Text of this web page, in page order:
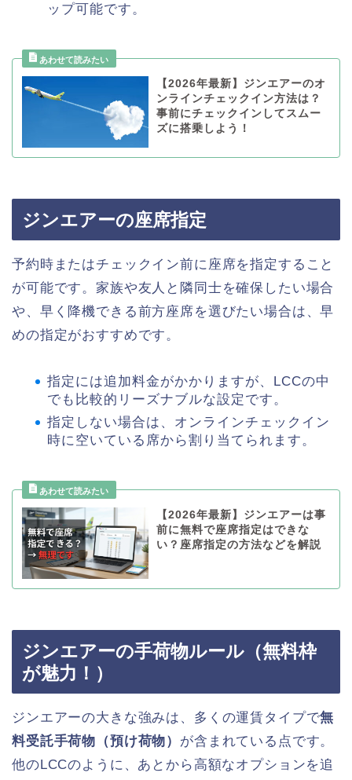
ップ可能です。
【2026年最新】ジンエアーのオ
ンラインチェックイン方法は？
事前にチェックインしてスムー
ズに搭乗しよう！
ジンエアーの座席指定
予約時またはチェックイン前に座席を指定すること
が可能です。家族や友人と隣同士を確保したい場合
や、早く降機できる前方座席を選びたい場合は、早
めの指定がおすすめです。
指定には追加料金がかかりますが、LCCの中
でも比較的リーズナブルな設定です。
指定しない場合は、オンラインチェックイン
時に空いている席から割り当てられます。
【2026年最新】ジンエアーは事
前に無料で座席指定はできな
い？座席指定の方法などを解説
ジンエアーの手荷物ルール（無料枠
が魅力！）
ジンエアーの大きな強みは、多くの運賃タイプで無
料受託手荷物（預け荷物） が含まれている点です。
他のLCCのように、あとから高額なオプションを追